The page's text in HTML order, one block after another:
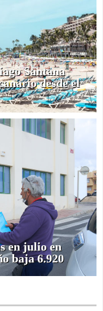
Santana
desde el
en julio en
baja 6.920